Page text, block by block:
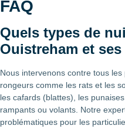
FAQ
Quels types de
Ouistreham et
Nous intervenons contre tous
rongeurs comme les rats et les
les cafards (blattes), les
rampants ou volants. Notre
problématiques pour les